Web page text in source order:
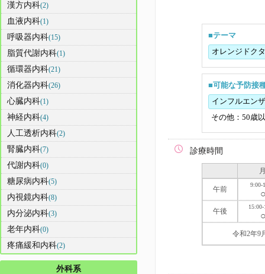
■テーマ
オレンジドク
■可能な予防接
インフルエンザ
その他：50歳
診療時間
午前
9:00-
午後
令和2年9
漢方内科(2)
血液内科(1)
呼吸器内科(15)
脂質代謝内科(1)
循環器内科(21)
消化器内科(26)
心臓内科(1)
神経内科(4)
人工透析内科(2)
腎臓内科(7)
代謝内科(0)
糖尿病内科(5)
内視鏡内科(8)
内分泌内科(3)
老年内科(0)
疼痛緩和内科(2)
外科系